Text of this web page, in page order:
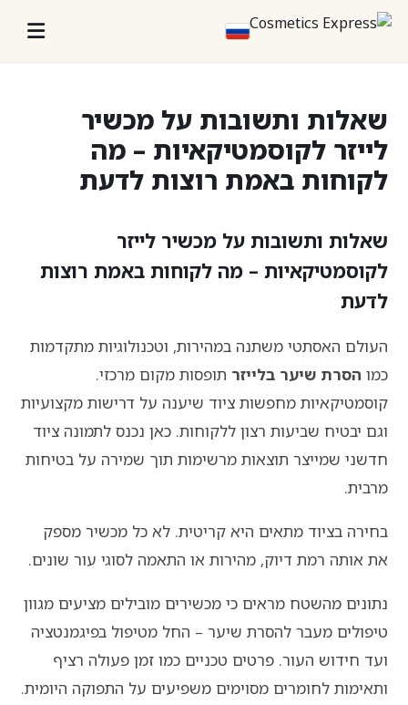
שאלות ותשובות על מכשיר
לייזר לקוסמטיקאיות – מה
לקוחות באמת רוצות לדעת
שאלות ותשובות על מכשיר לייזר
לקוסמטיקאיות – מה לקוחות באמת רוצות
לדעת
העולם האסתטי משתנה במהירות, וטכנולוגיות מתקדמות
כמו הסרת שיער בלייזר תופסות מקום מרכזי.
קוסמטיקאיות מחפשות ציוד שיענה על דרישות מקצועיות
וגם יבטיח שביעות רצון ללקוחות. כאן נכנס לתמונה ציוד
חדשני שמייצר תוצאות מרשימות תוך שמירה על בטיחות
מרבית.
בחירה בציוד מתאים היא קריטית. לא כל מכשיר מספק
את אותה רמת דיוק, מהירות או התאמה לסוגי עור שונים.
נתונים מהשטח מראים כי מכשירים מובילים מציעים מגוון
טיפולים מעבר להסרת שיער – החל מטיפול בפיגמנטציה
ועד חידוש העור. פרטים טכניים כמו זמן פעולה רציף
ותאימות לחומרים מסוימים משפיעים על התפוקה היומית.